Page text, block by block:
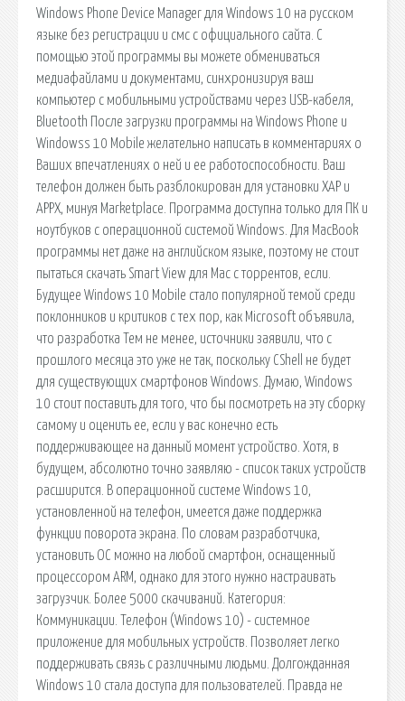
Windows Phone Device Manager для Windows 10 на русском
языке без регистрации и смс с официального сайта. С
помощью этой программы вы можете обмениваться
медиафайлами и документами, синхронизируя ваш
компьютер с мобильными устройствами через USB-кабеля,
Bluetooth После загрузки программы на Windows Phone и
Windowss 10 Mobile желательно написать в комментариях о
Ваших впечатлениях о ней и ее работоспособности. Ваш
телефон должен быть разблокирован для установки XAP и
APPX, минуя Marketplace. Программа доступна только для ПК и
ноутбуков с операционной системой Windows. Для MacBook
программы нет даже на английском языке, поэтому не стоит
пытаться скачать Smart View для Mac с торрентов, если.
Будущее Windows 10 Mobile стало популярной темой среди
поклонников и критиков с тех пор, как Microsoft объявила,
что разработка Тем не менее, источники заявили, что с
прошлого месяца это уже не так, поскольку CShell не будет
для существующих смартфонов Windows. Думаю, Windows
10 стоит поставить для того, что бы посмотреть на эту сборку
самому и оценить ее, если у вас конечно есть
поддерживающее на данный момент устройство. Хотя, в
будущем, абсолютно точно заявляю - список таких устройств
расширится. В операционной системе Windows 10,
установленной на телефон, имеется даже поддержка
функции поворота экрана. По словам разработчика,
установить ОС можно на любой смартфон, оснащенный
процессором ARM, однако для этого нужно настраивать
загрузчик. Более 5000 скачиваний. Категория:
Коммуникации. Телефон (Windows 10) - системное
приложение для мобильных устройств. Позволяет легко
поддерживать связь с различными людьми. Долгожданная
Windows 10 стала доступа для пользователей. Правда не